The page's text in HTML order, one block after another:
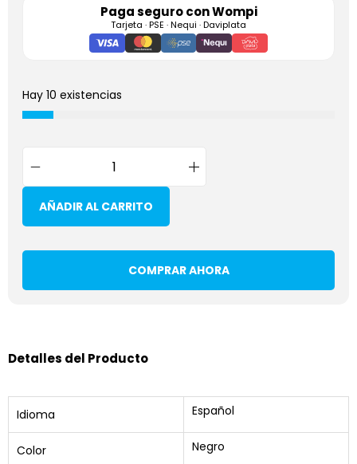
Paga seguro conWompi
Tarjeta · PSE · Nequi · Daviplata
Hay 10 existencias
AÑADIR AL CARRITO
COMPRAR AHORA
Detalles del Producto
Idioma Español
Color Negro